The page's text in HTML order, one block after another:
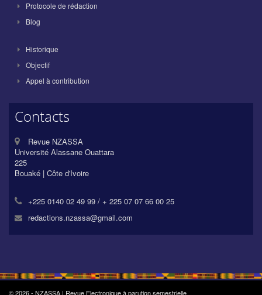
Protocole de rédaction
Blog
Historique
Objectif
Appel à contribution
Contacts
Revue NZASSA
Université Alassane Ouattara
225
Bouaké | Côte d'Ivoire
+225 0140 02 49 99 / + 225 07 07 66 00 25
redactions.nzassa@gmail.com
© 2026 - NZASSA | Revue Electronique à parution semestrielle